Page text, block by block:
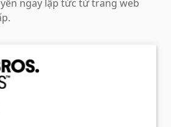
ngay lập tức từ trang web